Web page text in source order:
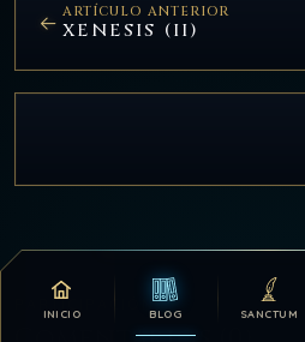
INICIO BLOG SANCTUM
ARTÍCULO ANTERIOR
XENESIS (II)
PARTICIPACIÓN